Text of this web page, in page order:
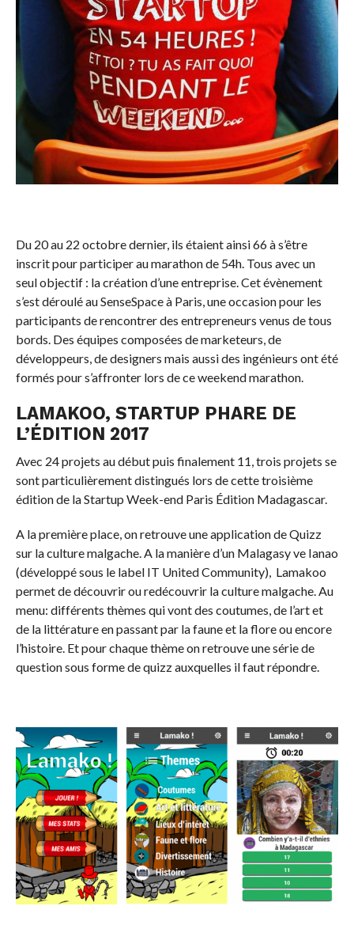
Du 20 au 22 octobre dernier, ils étaient ainsi 66 à s’être
inscrit pour participer au marathon de 54h. Tous avec un
seul objectif : la création d’une entreprise. Cet évènement
s’est déroulé au SenseSpace à Paris, une occasion pour les
participants de rencontrer des entrepreneurs venus de tous
bords. Des équipes composées de marketeurs, de
développeurs, de designers mais aussi des ingénieurs ont été
formés pour s’affronter lors de ce weekend marathon.
LAMAKOO, STARTUP PHARE DE
L’ÉDITION 2017
Avec 24 projets au début puis finalement 11, trois projets se
sont particulièrement distingués lors de cette troisième
édition de la Startup Week-end Paris Édition Madagascar.
A la première place, on retrouve une application de Quizz
sur la culture malgache. A la manière d’un Malagasy ve Ianao
(développé sous le label IT United Community), Lamakoo
permet de découvrir ou redécouvrir la culture malgache. Au
menu: différents thèmes qui vont des coutumes, de l’art et
de la littérature en passant par la faune et la flore ou encore
l’histoire. Et pour chaque thème on retrouve une série de
question sous forme de quizz auxquelles il faut répondre.